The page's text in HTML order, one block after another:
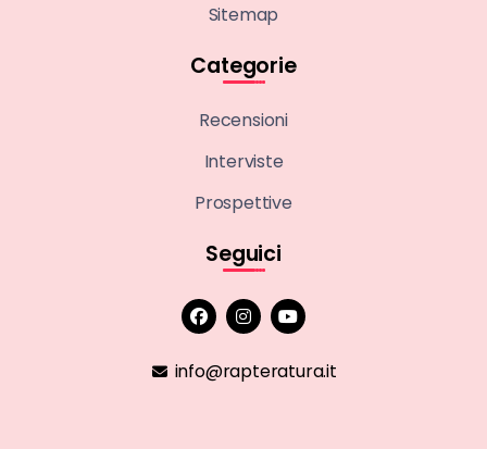
Sitemap
Categorie
Recensioni
Interviste
Prospettive
Seguici
info@rapteratura.it